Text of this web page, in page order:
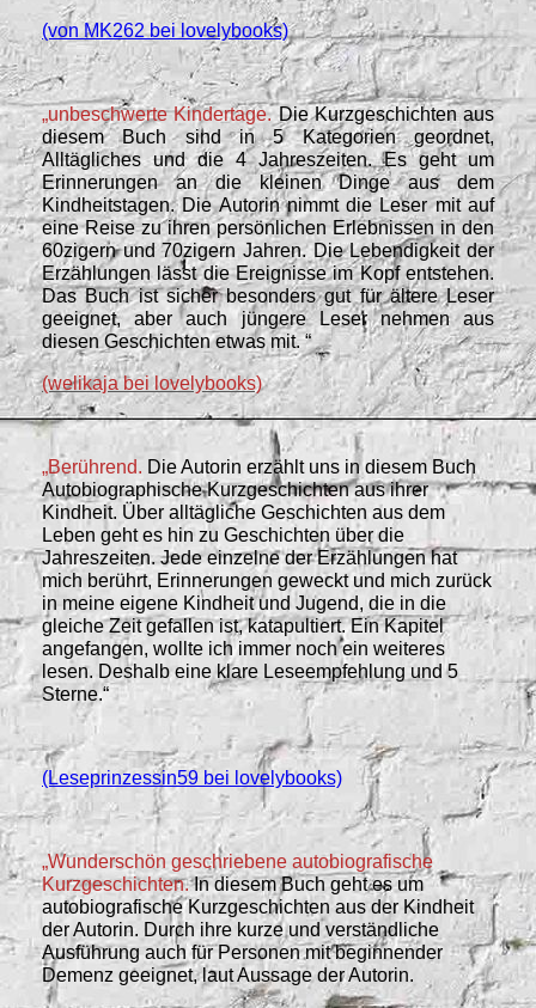
(von MK262 bei lovelybooks)
„unbeschwerte Kindertage. Die Kurzgeschichten aus
diesem Buch sind in 5 Kategorien geordnet,
Alltägliches und die 4 Jahreszeiten. Es geht um
Erinnerungen an die kleinen Dinge aus dem
Kindheitstagen. Die Autorin nimmt die Leser mit auf
eine Reise zu ihren persönlichen Erlebnissen in den
60zigern und 70zigern Jahren. Die Lebendigkeit der
Erzählungen lässt die Ereignisse im Kopf entstehen.
Das Buch ist sicher besonders gut für ältere Leser
geeignet, aber auch jüngere Leser nehmen aus
diesen Geschichten etwas mit. “
(welikajabei lovelybooks)
„Berührend. Die Autorin erzählt uns in diesem Buch
Autobiographische Kurzgeschichten aus ihrer
Kindheit. Über alltägliche Geschichten aus dem
Leben geht es hin zu Geschichten über die
Jahreszeiten.Jede einzelne der Erzählungen hat
mich berührt, Erinnerungen geweckt und mich zurück
in meine eigene Kindheit und Jugend, die in die
gleiche Zeit gefallen ist, katapultiert. Ein Kapitel
angefangen, wollte ich immer noch ein weiteres
lesen. Deshalb eine klare Leseempfehlung und 5
Sterne.“
(Leseprinzessin59 bei lovelybooks)
„Wunderschön geschriebene autobiografische
Kurzgeschichten. In diesem Buch geht es um
autobiografische Kurzgeschichten aus der Kindheit
der Autorin. Durch ihre kurze und verständliche
Ausführung auch für Personen mit beginnender
Demenz geeignet, laut Aussage der Autorin.